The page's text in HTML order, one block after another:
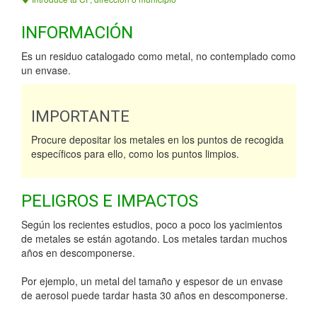
INFORMACIÓN
Es un residuo catalogado como metal, no contemplado como
un envase.
IMPORTANTE
Procure depositar los metales en los puntos de recogida
específicos para ello, como los puntos limpios.
PELIGROS E IMPACTOS
Según los recientes estudios, poco a poco los yacimientos
de metales se están agotando. Los metales tardan muchos
años en descomponerse.
Por ejemplo, un metal del tamaño y espesor de un envase
de aerosol puede tardar hasta 30 años en descomponerse.